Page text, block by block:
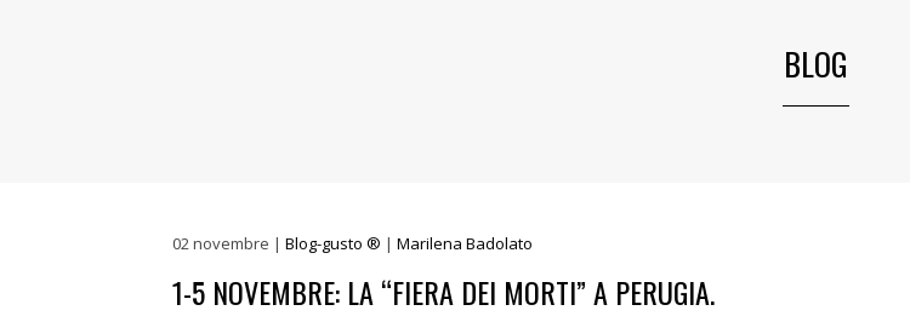
BLOG
02novembre | Blog-gusto ® | Marilena Badolato
1-5 NOVEMBRE: LA “FIERA DEI MORTI” A PERUGIA.